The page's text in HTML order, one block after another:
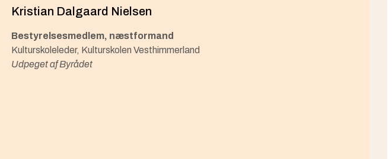
Kristian Dalgaard Nielsen
Bestyrelsesmedlem, næstformand
Kulturskoleleder, Kulturskolen Vesthimmerland
Udpeget af Byrådet